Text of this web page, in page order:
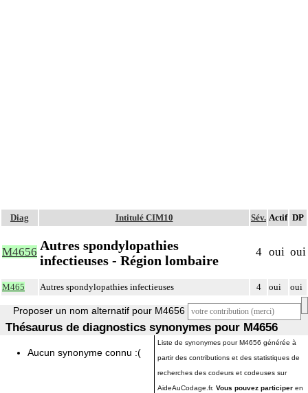
Diag Intitulé CIM10 Sév. Actif DP
M4656 Autres spondylopathies
infectieuses - Région lombaire
4 oui oui
M465 Autres spondylopathies infectieuses 4 oui oui
Proposer un nom alternatif pour M4656
Thésaurus de diagnostics synonymes pour M4656
Aucun synonyme connu :(
Liste de synonymes pour M4656 générée à
partir des contributions et des statistiques de
recherches des codeurs et codeuses sur
AideAuCodage.fr. Vous pouvez participer en